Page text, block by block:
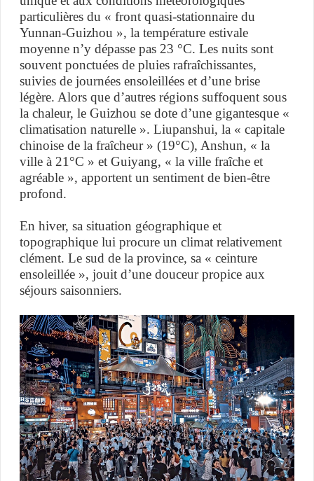
particulières du « front quasi-stationnaire du
Yunnan-Guizhou », la température estivale
moyenne n’y dépasse pas 23 °C. Les nuits sont
souvent ponctuées de pluies rafraîchissantes,
suivies de journées ensoleillées et d’une brise
légère. Alors que d’autres régions suffoquent sous
la chaleur, le Guizhou se dote d’une gigantesque «
climatisation naturelle ». Liupanshui, la « capitale
chinoise de la fraîcheur » (19°C), Anshun, « la
ville à 21°C » et Guiyang, « la ville fraîche et
agréable », apportent un sentiment de bien-être
profond.
En hiver, sa situation géographique et
topographique lui procure un climat relativement
clément. Le sud de la province, sa « ceinture
ensoleillée », jouit d’une douceur propice aux
séjours saisonniers.